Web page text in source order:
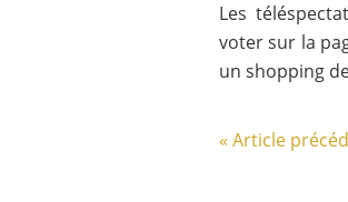
Les
voter sur la
un shopping
« Article